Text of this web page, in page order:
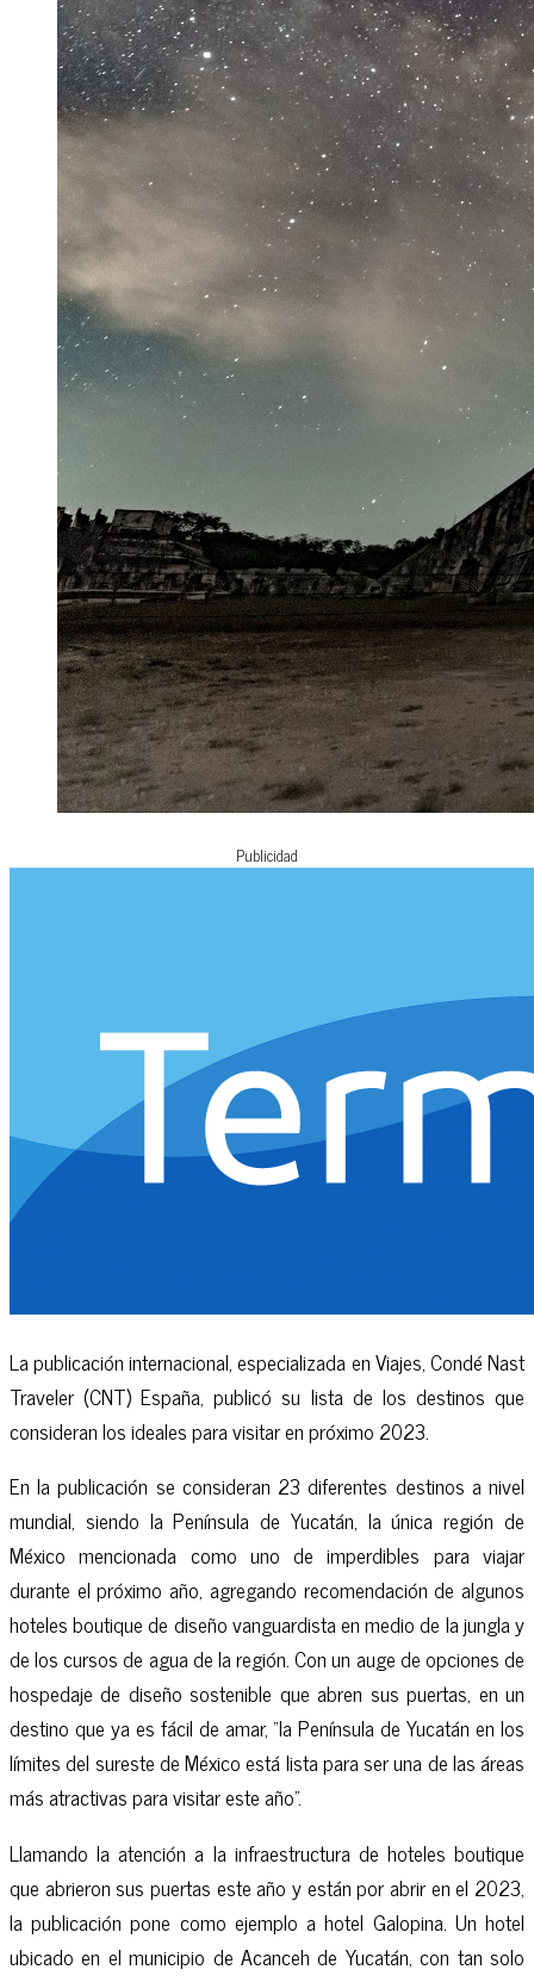
Publicidad
La publicación internacional, especializada en Viajes, Condé Nast
Traveler (CNT) España, publicó su lista de los destinos que
consideran los ideales para visitar en próximo 2023.
En la publicación se consideran 23 diferentes destinos a nivel
mundial, siendo la Península de Yucatán, la única región de
México mencionada como uno de imperdibles para viajar
durante el próximo año, agregando recomendación de algunos
hoteles boutique de diseño vanguardista en medio de la jungla y
de los cursos de agua de la región. Con un auge de opciones de
hospedaje de diseño sostenible que abren sus puertas, en un
destino que ya es fácil de amar, “la Península de Yucatán en los
límites del sureste de México está lista para ser una de las áreas
más atractivas para visitar este año”.
Llamando la atención a la infraestructura de hoteles boutique
que abrieron sus puertas este año y están por abrir en el 2023,
la publicación pone como ejemplo a hotel Galopina. Un hotel
ubicado en el municipio de Acanceh de Yucatán, con tan solo